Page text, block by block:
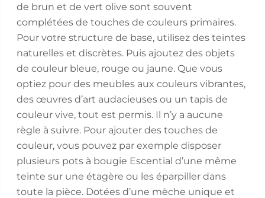
de brun et de vert olive sont souvent
complétées de touches de couleurs primaires.
Pour votre structure de base, utilisez des teintes
naturelles et discrètes. Puis ajoutez des objets
de couleur bleue, rouge ou jaune. Que vous
optiez pour des meubles aux couleurs vibrantes,
des œuvres d’art audacieuses ou un tapis de
couleur vive, tout est permis. Il n’y a aucune
règle à suivre. Pour ajouter des touches de
couleur, vous pouvez par exemple disposer
plusieurs pots à bougie Escential d’une même
teinte sur une étagère ou les éparpiller dans
toute la pièce. Dotées d’une mèche unique et